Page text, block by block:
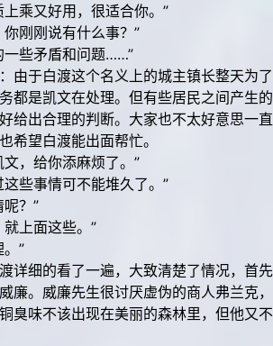
乘又好用，很适合你。”
刚刚说有什么事？”
一些矛盾和问题……”
由于白渡这个名义上的城主镇长整天为了
都是凯文在处理。但有些居民之间产生的
给出合理的判断。大家也不太好意思一直
希望白渡能出面帮忙。
，给你添麻烦了。”
些事情可不能堆久了。”
？”
上面这些。”
”
详细的看了一遍，大致清楚了情况，首先
廉。威廉先生很讨厌虚伪的商人弗兰克，
臭味不该出现在美丽的森林里，但他又不